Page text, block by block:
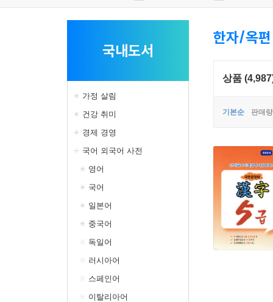
국내도서
가정 살림
건강 취미
경제 경영
국어 외국어 사전
영어
국어
일본어
중국어
독일어
러시아어
스페인어
이탈리아어
한자/옥편
상품
기본순 판매